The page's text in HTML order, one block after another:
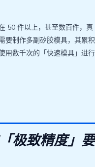
50 件以上，甚至数百件，真
要制作多副矽胶模具，其累积
用数千次的「快速模具」进行
极致精度」要